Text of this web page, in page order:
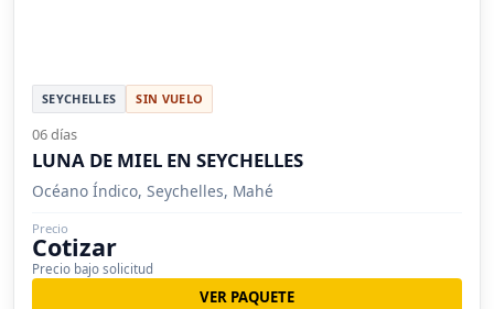
SEYCHELLES SIN VUELO
06 días
LUNA DE MIEL EN SEYCHELLES
Océano Índico, Seychelles, Mahé
Precio
Cotizar
Precio bajo solicitud
VER PAQUETE